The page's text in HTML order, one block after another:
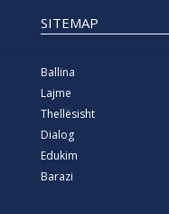
SITEMAP
Ballina
Lajme
Thellësisht
Dialog
Edukim
Barazi